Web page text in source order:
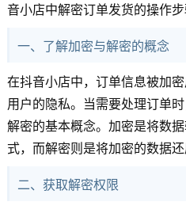
音小店中解密订单发货的操作步
一、了解加密与解密的概念
在抖音小店中，订单信息被加
用户的隐私。当需要处理订单
解密的基本概念。加密是将数
式，而解密则是将加密的数据还
二、获取解密权限